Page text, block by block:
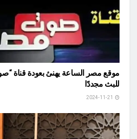
موقع مصر الساعة يهنئ بعودة قناة
للبث مجددًا